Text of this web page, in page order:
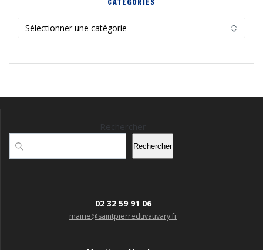
CATÉGORIES
Rechercher
02 32 59 91 06
mairie@saintpierreduvauvary.fr